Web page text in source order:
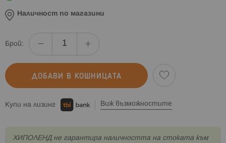
Наличност по магазини
Брой:
ДОБАВИ В КОШНИЦАТА
Купи на лизинг Виж възможностите
XИПОЛЕНД не гарантира наличността на стоката към